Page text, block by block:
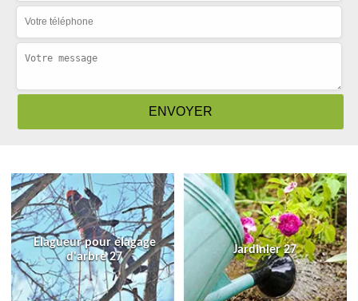
Elagueur pour élagage
d'arbre 27
Jardinier 27